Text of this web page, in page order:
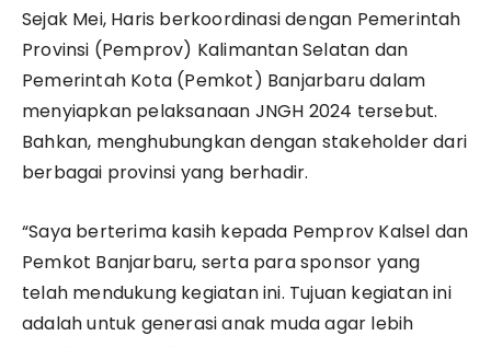
Sejak Mei, Haris berkoordinasi dengan Pemerintah
Provinsi (Pemprov) Kalimantan Selatan dan
Pemerintah Kota (Pemkot) Banjarbaru dalam
menyiapkan pelaksanaan JNGH 2024 tersebut.
Bahkan, menghubungkan dengan stakeholder dari
berbagai provinsi yang berhadir.
“Saya berterima kasih kepada Pemprov Kalsel dan
Pemkot Banjarbaru, serta para sponsor yang
telah mendukung kegiatan ini. Tujuan kegiatan ini
adalah untuk generasi anak muda agar lebih